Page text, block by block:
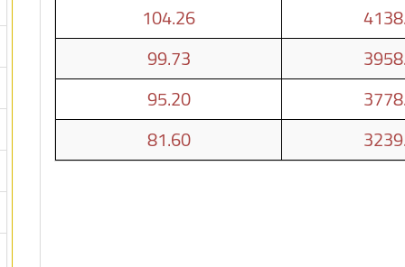
104.26
99.73
95.20
81.60